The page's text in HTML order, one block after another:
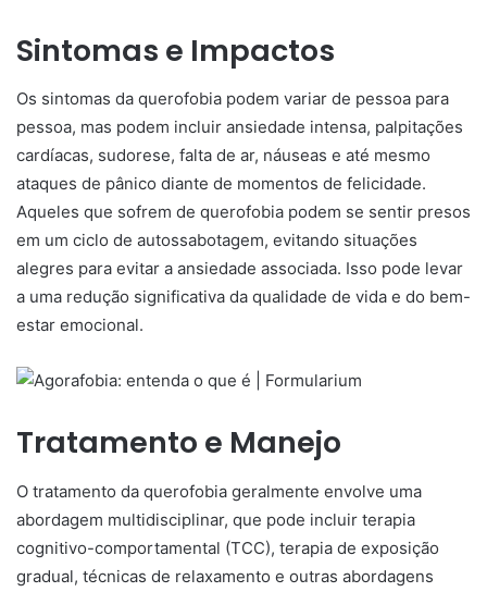
Sintomas e Impactos
Os sintomas da querofobia podem variar de pessoa para
pessoa, mas podem incluir ansiedade intensa, palpitações
cardíacas, sudorese, falta de ar, náuseas e até mesmo
ataques de pânico diante de momentos de felicidade.
Aqueles que sofrem de querofobia podem se sentir presos
em um ciclo de autossabotagem, evitando situações
alegres para evitar a ansiedade associada. Isso pode levar
a uma redução significativa da qualidade de vida e do bem-
estar emocional.
Tratamento e Manejo
O tratamento da querofobia geralmente envolve uma
abordagem multidisciplinar, que pode incluir terapia
cognitivo-comportamental (TCC), terapia de exposição
gradual, técnicas de relaxamento e outras abordagens